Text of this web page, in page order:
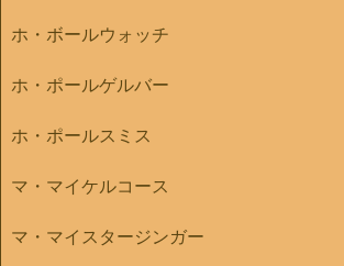
ホ・ボールウォッチ
ホ・ポールゲルバー
ホ・ポールスミス
マ・マイケルコース
マ・マイスタージンガー